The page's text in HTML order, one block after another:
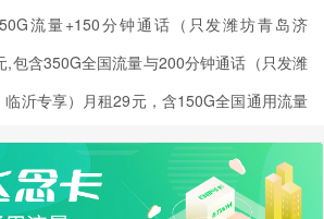
舒克市,新疆维吾尔自治区塔城
治区伊犁哈萨克自治州,新疆维
,新疆维吾尔自治区喀什地区,新
克达拉市,新疆维吾尔自治区北
自治区克孜勒苏柯尔克孜自治州,
博尔塔拉蒙古自治州,新疆维吾
流量+150分钟通话（只发潍坊青岛济
,包含350G全国流量与200分钟通话（只发潍
临沂专享）月租29元，含150G全国通用流量